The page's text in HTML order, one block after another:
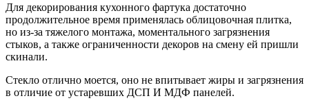
Для декорирования кухонного фартука достаточно
продолжительное время применялась облицовочная плитка,
но из-за тяжелого монтажа, моментального загрязнения
стыков, а также ограниченности декоров на смену ей пришли
скинали.
Стекло отлично моется, оно не впитывает жиры и загрязнения
в отличие от устаревших ДСП И МДФ панелей.